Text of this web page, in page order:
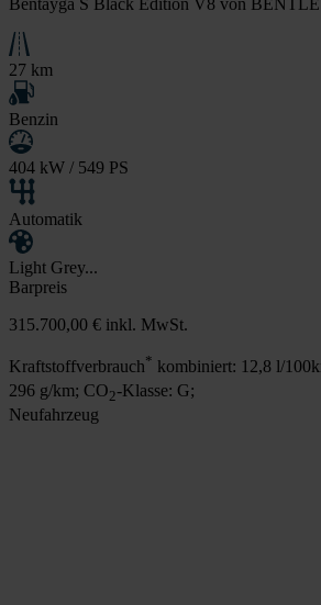
27 km
Benzin
404 kW / 549 PS
Automatik
Light Grey...
Barpreis
315.700,00 € inkl. MwSt.
Kraftstoffverbrauch* kombiniert: 12,8 l/
296 g/km; CO2-Klasse: G;
Neufahrzeug